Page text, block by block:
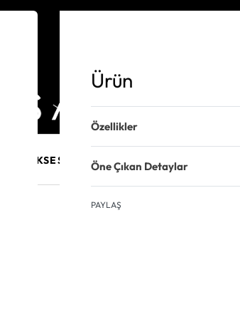
PURO AKSESUARLARI KALEM VE AKSESUAR
Ürün
Özellikler
Öne Çıkan Detaylar
PAYLAŞ